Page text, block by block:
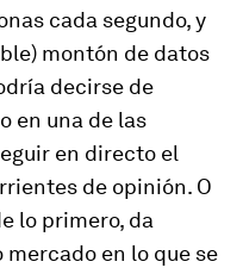
cada segundo, y
montón de datos
decirse de
en una de las
en directo el
de opinión. O
lo primero, da
en lo que se